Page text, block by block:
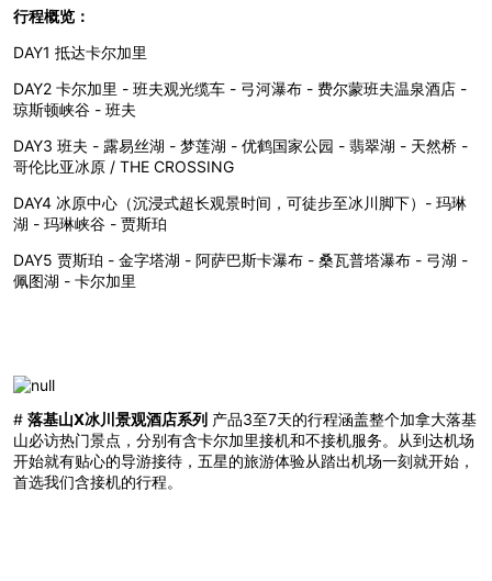
行程概览：
DAY1 抵达卡尔加里
DAY2 卡尔加里 - 班夫观光缆车 - 弓河瀑布 - 费尔蒙班夫温泉酒店 -
琼斯顿峡谷 - 班夫
DAY3 班夫 - 露易丝湖 - 梦莲湖 - 优鹤国家公园 - 翡翠湖 - 天然桥 -
哥伦比亚冰原 / THE CROSSING
DAY4 冰原中心（沉浸式超长观景时间，可徒步至冰川脚下）- 玛琳
湖 - 玛琳峡谷 - 贾斯珀
DAY5 贾斯珀 - 金字塔湖 - 阿萨巴斯卡瀑布 - 桑瓦普塔瀑布 - 弓湖 -
佩图湖 - 卡尔加里
# 落基山X冰川景观酒店系列 产品3至7天的行程涵盖整个加拿大落基
山必访热门景点，分别有含卡尔加里接机和不接机服务。从到达机场
开始就有贴心的导游接待，五星的旅游体验从踏出机场一刻就开始，
首选我们含接机的行程。